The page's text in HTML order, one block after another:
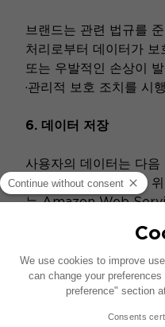
브랜드는 관련 법규를
처리로부터 데이터가 보
또는 우발적인 손상이
·관리적 보호 조치를 시
6. 데이터 저장
사용자의 데이터는 다음
본 사이트는 프랑스에
는 Amazon Web
그룹에 속한 회사로, 본
습니다.
410 Terry Avenue
Seattle, WA 98108-
전화: (206) 266-1000